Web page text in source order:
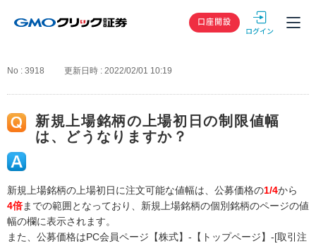
GMOクリック
口座開設
No : 3918 更新日時 : 2022/02/01 10:19
新規上場銘柄の上場初日の制限値幅
は、どうなりますか？
新規上場銘柄の上場初日に注文可能な値幅は、公募価格の1/4から
4倍までの範囲となっており、新規上場銘柄の個別銘柄のページの値
幅の欄に表示されます。
また、公募価格はPC会員ページ【株式】-【トップページ】-[取引注